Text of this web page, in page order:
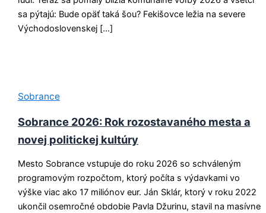
sa pýtajú: Bude opäť taká šou? Fekišovce ležia na severe
Východoslovenskej […]
Sobrance
Sobrance 2026: Rok rozostavaného mesta a
novej politickej kultúry
Mesto Sobrance vstupuje do roku 2026 so schváleným
programovým rozpočtom, ktorý počíta s výdavkami vo
výške viac ako 17 miliónov eur. Ján Sklár, ktorý v roku 2022
ukončil osemročné obdobie Pavla Džurinu, stavil na masívne